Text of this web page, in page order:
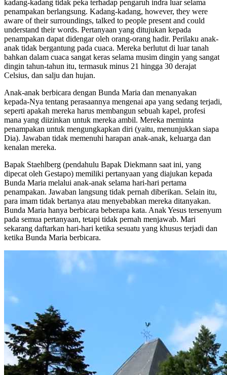
kadang-kadang tidak peka terhadap pengaruh indra luar selama
penampakan berlangsung. Kadang-kadang, however, they were
aware of their surroundings, talked to people present and could
understand their words. Pertanyaan yang ditujukan kepada
penampakan dapat didengar oleh orang-orang hadir. Perilaku anak-
anak tidak bergantung pada cuaca. Mereka berlutut di luar tanah
bahkan dalam cuaca sangat keras selama musim dingin yang sangat
dingin tahun-tahun itu, termasuk minus 21 hingga 30 derajat
Celsius, dan salju dan hujan.
Anak-anak berbicara dengan Bunda Maria dan menanyakan
kepada-Nya tentang perasaannya mengenai apa yang sedang terjadi,
seperti apakah mereka harus membangun sebuah kapel, profesi
mana yang diizinkan untuk mereka ambil. Mereka meminta
penampakan untuk mengungkapkan diri (yaitu, menunjukkan siapa
Dia). Jawaban tidak memenuhi harapan anak-anak, keluarga dan
kenalan mereka.
Bapak Staehlberg (pendahulu Bapak Diekmann saat ini, yang
dipecat oleh Gestapo) memiliki pertanyaan yang diajukan kepada
Bunda Maria melalui anak-anak selama hari-hari pertama
penampakan. Jawaban langsung tidak pernah diberikan. Selain itu,
para imam tidak bertanya atau menyebabkan mereka ditanyakan.
Bunda Maria hanya berbicara beberapa kata. Anak Yesus tersenyum
pada semua pertanyaan, tetapi tidak pernah menjawab. Mari
sekarang daftarkan hari-hari ketika sesuatu yang khusus terjadi dan
ketika Bunda Maria berbicara.